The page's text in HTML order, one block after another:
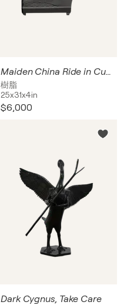
Maiden China Ride in Custom Hongqi E-HS9
樹脂
25x31x4in
$6,000
Dark Cygnus, Take Care